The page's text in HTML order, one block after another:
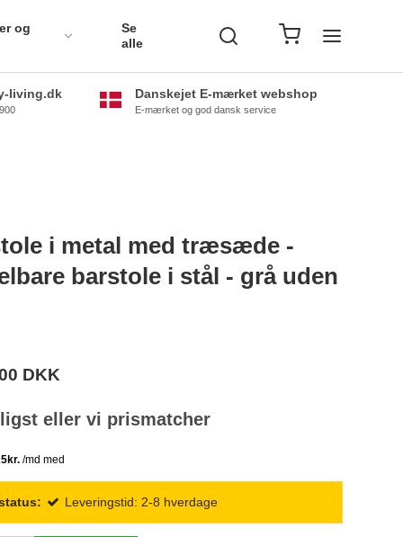
og
Se
alle
living.dk Danskejet E-mærket webshop
E-mærket og god dansk service
i metal med træsæde -
barstole i stål - grå uden
DKK
eller vi prismatcher
Leveringstid: 2-8 hverdage